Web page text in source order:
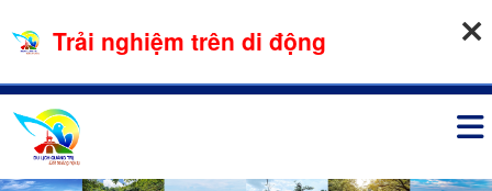
08-08-2026, 07:07:09
Trải nghiệm trên di động